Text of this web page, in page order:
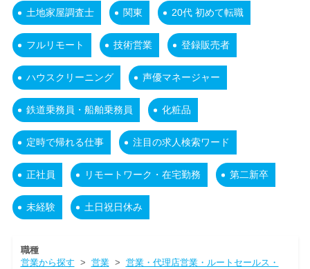
土地家屋調査士 関東 20代 初めて転職
フルリモート 技術営業 登録販売者
ハウスクリーニング 声優マネージャー
鉄道乗務員・船舶乗務員 化粧品
定時で帰れる仕事 注目の求人検索ワード
正社員 リモートワーク・在宅勤務 第二新卒
未経験 土日祝日休み
職種
営業から探す > 営業> 営業・代理店営業・ルートセールス・